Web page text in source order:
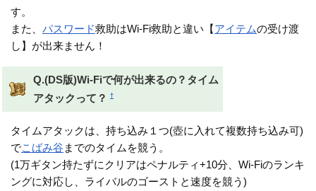
す。
また、パスワード救助はWi-Fi救助と違い【アイテムの受け渡
し】が出来ません！
Q.(DS版)Wi-Fiで何が出来るの？タイム
アタックって？
†
タイムアタックは、持ち込み１つ(壺に入れて複数持ち込み可)
でこばみ谷 までのタイムを競う。
(1万ギタン持たずにクリアはペナルティ+10分、Wi-Fiのランキ
ングに対応し、ライバルのゴーストと速度を競う)